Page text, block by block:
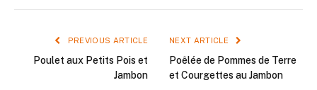
PREVIOUS ARTICLE
Poulet aux Petits Pois et
Jambon
NEXT ARTICLE
Poêlée de Pommes de Terre
et Courgettes au Jambon